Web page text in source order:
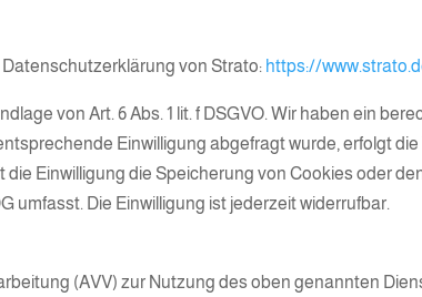
von Strato: https://
von Art. 6 Abs. 1 lit. f DSGVO. Wir haben ein
Einwilligung abgefragt wurde, erfolgt
die Einwilligung die Speicherung von Cookies oder
umfasst. Die Einwilligung ist jederzeit widerrufbar.
(AVV) zur Nutzung des oben genannten